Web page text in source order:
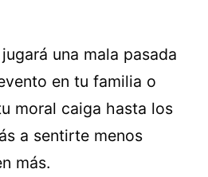
una mala pasada
en tu familia o
moral caiga hasta los
a sentirte menos
más.